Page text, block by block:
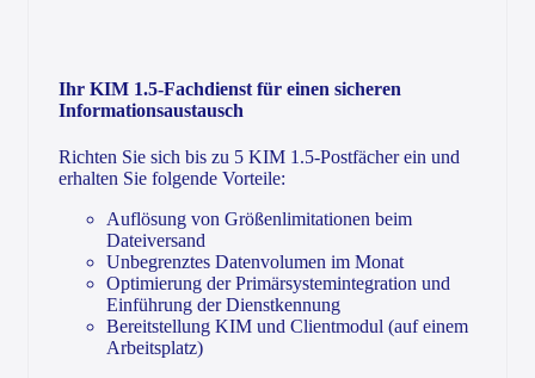
Ihr KIM 1.5-Fachdienst für einen sicheren
Informationsaustausch
Richten Sie sich bis zu 5 KIM 1.5-Postfächer ein und
erhalten Sie folgende Vorteile:
Auflösung von Größenlimitationen beim
Dateiversand
Unbegrenztes Datenvolumen im Monat
Optimierung der Primärsystemintegration und
Einführung der Dienstkennung
Bereitstellung KIM und Clientmodul (auf einem
Arbeitsplatz)